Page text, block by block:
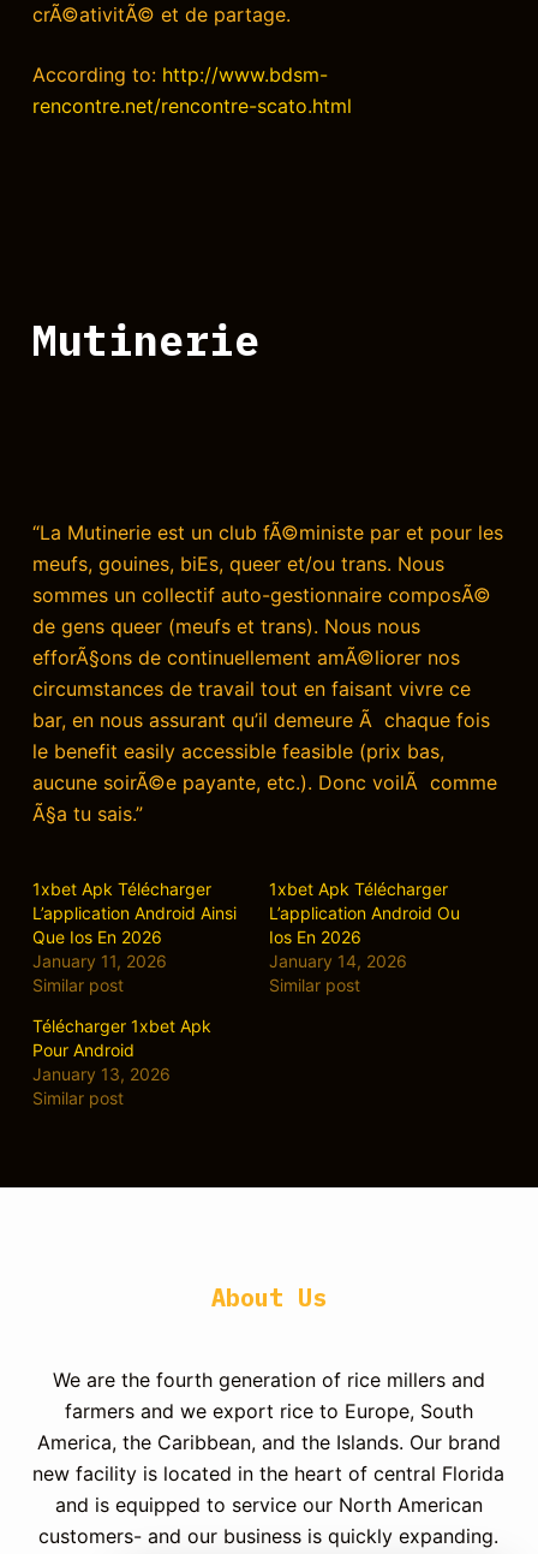
crÃ©ativitÃ© et de partage.
According to: http://www.bdsm-
rencontre.net/rencontre-scato.html
Mutinerie
“La Mutinerie est un club fÃ©ministe par et pour les
meufs, gouines, biEs, queer et/ou trans. Nous
sommes un collectif auto-gestionnaire composÃ©
de gens queer (meufs et trans). Nous nous
efforÃ§ons de continuellement amÃ©liorer nos
circumstances de travail tout en faisant vivre ce
bar, en nous assurant qu’il demeure Ã­ chaque fois
le benefit easily accessible feasible (prix bas,
aucune soirÃ©e payante, etc.). Donc voilÃ comme
Ã§a tu sais.”
1xbet Apk Télécharger
L’application Android Ainsi
Que Ios En 2026
January 11, 2026
Similar post
1xbet Apk Télécharger
L’application Android Ou
Ios En 2026
January 14, 2026
Similar post
Télécharger 1xbet Apk
Pour Android
January 13, 2026
Similar post
About Us
We are the fourth generation of rice millers and
farmers and we export rice to Europe, South
America, the Caribbean, and the Islands. Our brand
new facility is located in the heart of central Florida
and is equipped to service our North American
customers- and our business is quickly expanding.